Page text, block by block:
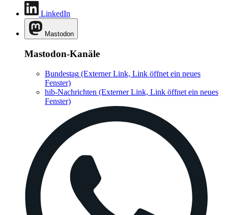
LinkedIn
Mastodon
Mastodon-Kanäle
Bundestag (Externer Link, Link öffnet ein neues
Fenster)
hib-Nachrichten (Externer Link, Link öffnet ein neues
Fenster)